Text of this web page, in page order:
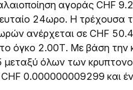
αγοράς CHF
24ωρο. Η τρέχουσα
ανέρχεται σε CHF
όγκο 2.00T. Με βάση την
μεταξύ όλων των
0.000000009299 και